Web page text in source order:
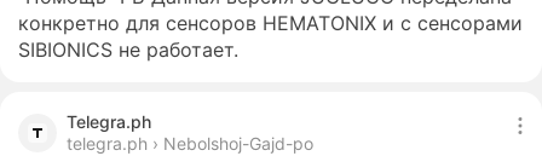
конкретно для сенсоров HEMATONIX и с сенсорами
SIBIONICS не работает.
Telegra.ph
telegra.ph › Nebolshoj-Gajd-po